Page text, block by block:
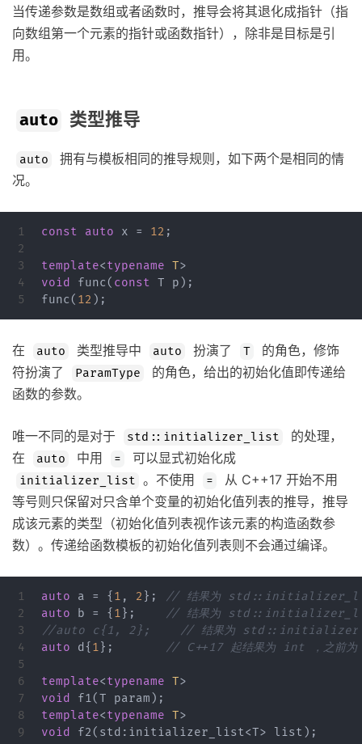
当传递参数是数组或者函数时，推导会将其退化成指针（指
向数组第一个元素的指针或函数指针），除非是目标是引
用。
auto 类型推导
auto
拥有与模板相同的推导规则，如下两个是相同的情
况。
1
2
3
4
const auto x = 12 ;
template<typename T>
void
func( const T p );
func( 12 );
在 auto 类型推导中 auto 扮演了 T
的角色，修饰
符扮演了
ParamType
的角色，给出的初始化值即传递给
函数的参数。
唯一不同的是对于 std::initializer_list
的处理，
在
auto 中用 = 可以显式初始化成
initializer_list 。不使用 =
从 C++17 开始不用
等号则只保留对只含单个变量的初始化值列表的推导，推导
成该元素的类型（初始化值列表视作该元素的构造函数参
数）。传递给函数模板的初始化值列表则不会通过编译。
1
2
3
4
5
6
7
8
9
auto a = { 1 , 2 };
// 结果为
auto
b = { 1 };
// 结果为
//auto c{1, 2};    // 结果为
auto
d { 1 }; // C++17 起结果为 int ，之
template<typename T>
void
f1(T param );
template<typename T>
void
f2( std : initializer_list<T> list );